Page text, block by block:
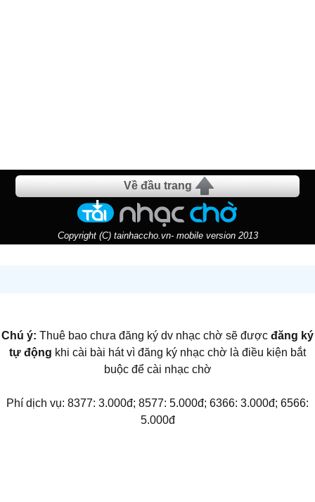
Về đầu trang
Copyright (C) tainhaccho.vn- mobile version 2013
Chú ý: Thuê bao chưa đăng ký dv nhạc chờ sẽ được đăng ký
tự động khi cài bài hát vì đăng ký nhạc chờ là điều kiện bắt
buộc để cài nhạc chờ
Phí dịch vụ: 8377: 3.000đ; 8577: 5.000đ; 6366: 3.000đ; 6566:
5.000đ